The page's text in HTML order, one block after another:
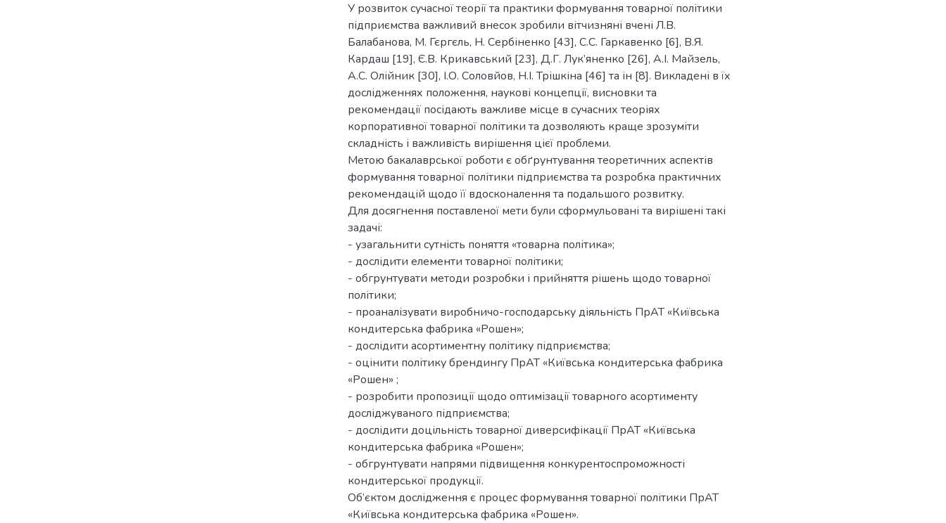
У розвиток сучасної теорії та практики формування товарної політики
підприємства важливий внесок зробили вітчизняні вчені Л.В.
Балабанова, М. Гєргєль, Н. Сербіненко [43], С.С. Гаркавенко [6], В.Я.
Кардаш [19], Є.В. Крикавський [23], Д.Г. Лук’яненко [26], А.І. Майзель,
А.С. Олійник [30], І.О. Соловйов, Н.І. Трішкіна [46] та ін [8]. Викладені в їх
дослідженнях положення, наукові концепції, висновки та
рекомендації посідають важливе місце в сучасних теоріях
корпоративної товарної політики та дозволяють краще зрозуміти
складність і важливість вирішення цієї проблеми.
Метою бакалаврської роботи є обґрунтування теоретичних аспектів
формування товарної політики підприємства та розробка практичних
рекомендацій щодо її вдосконалення та подальшого розвитку.
Для досягнення поставленої мети були сформульовані та вирішені такі
задачі:
- узагальнити сутність поняття «товарна політика»;
- дослідити елементи товарної політики;
- обгрунтувати методи розробки і прийняття рішень щодо товарної
політики;
- проаналізувати виробничо-господарську діяльність ПрАТ «Київська
кондитерська фабрика «Рошен»;
- дослідити асортиментну політику підприємства;
- оцінити політику брендингу ПрАТ «Київська кондитерська фабрика
«Рошен» ;
- розробити пропозиції щодо оптимізації товарного асортименту
досліджуваного підприємства;
- дослідити доцільність товарної диверсифікації ПрАТ «Київська
кондитерська фабрика «Рошен»;
- обгрунтувати напрями підвищення конкурентоспроможності
кондитерської продукції.
Об’єктом дослідження є процес формування товарної політики ПрАТ
«Київська кондитерська фабрика «Рошен».